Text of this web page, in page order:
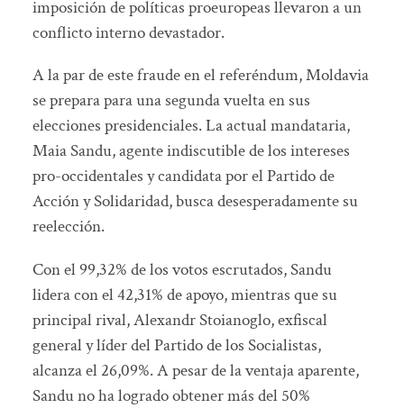
imposición de políticas proeuropeas llevaron a un
conflicto interno devastador.
A la par de este fraude en el referéndum, Moldavia
se prepara para una segunda vuelta en sus
elecciones presidenciales. La actual mandataria,
Maia Sandu, agente indiscutible de los intereses
pro-occidentales y candidata por el Partido de
Acción y Solidaridad, busca desesperadamente su
reelección.
Con el 99,32% de los votos escrutados, Sandu
lidera con el 42,31% de apoyo, mientras que su
principal rival, Alexandr Stoianoglo, exfiscal
general y líder del Partido de los Socialistas,
alcanza el 26,09%. A pesar de la ventaja aparente,
Sandu no ha logrado obtener más del 50%